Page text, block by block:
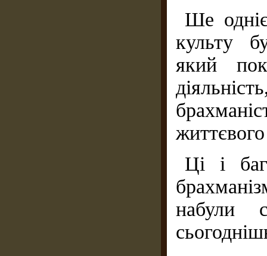
Ше
культу
який
Ці і
набули